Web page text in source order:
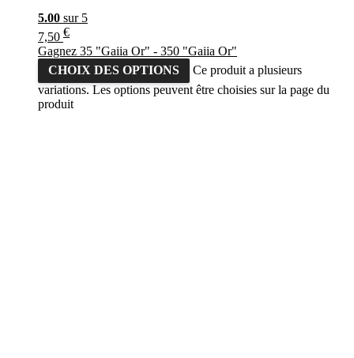
5.00 sur 5
7,50 €
Gagnez 35 "Gaiia Or" - 350 "Gaiia Or"
CHOIX DES OPTIONS
Ce produit a plusieurs
variations. Les options peuvent être choisies sur la page du
produit